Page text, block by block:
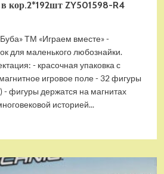
ZY501598-R4
ТМ «Играем вместе» -
для маленького любознайки.
- красочная упаковка с
игровое поле - 32 фигуры
- фигуры держатся на магнитах
историей...